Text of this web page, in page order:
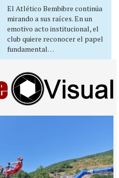
El Atlético Bembibre continúa
mirando a sus raíces. En un
emotivo acto institucional, el
club quiere reconocer el papel
fundamental…